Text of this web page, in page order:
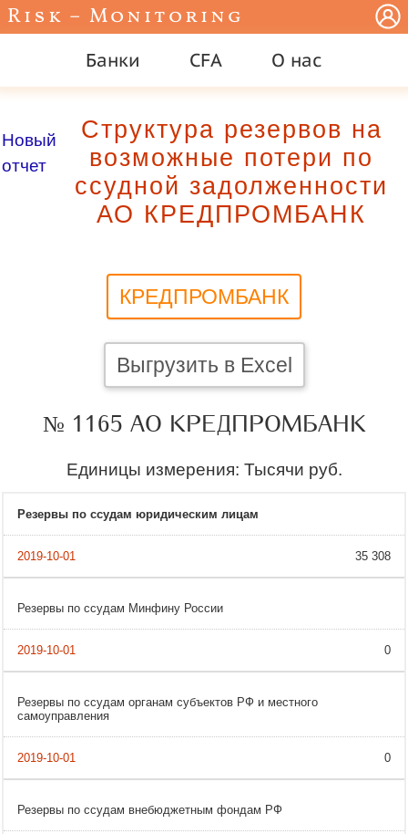
Risk – Monitoring
Банки CFA О нас
Новый
отчет
Структура резервов на
возможные потери по
ссудной задолженности
АО КРЕДПРОМБАНК
КРЕДПРОМБАНК
Выгрузить в Excel
№ 1165 АО КРЕДПРОМБАНК
Единицы измерения: Тысячи руб.
Резервы по ссудам юридическим лицам
35 308
Резервы по ссудам Минфину России
0
Резервы по ссудам органам субъектов РФ и местного
самоуправления
0
Резервы по ссудам внебюджетным фондам РФ